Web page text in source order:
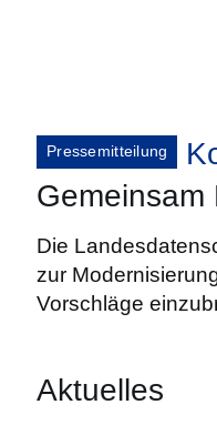
Pressemitteilung
Gemeinsam
Die
zur
Vorschläge
Aktuelles